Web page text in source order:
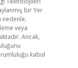
bir Yer
nedenle,
veya
Ancak,
kabul